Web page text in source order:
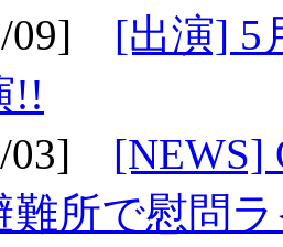
09] [出演] 5
!!
03] [NEWS]
難所で慰問